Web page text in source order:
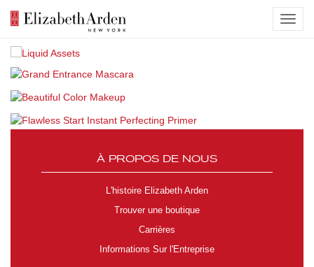
À PROPOS DE NOUS
L'histoire Elizabeth Arden
Trouver une boutique
Carrières
Informations Sur l'Entreprise